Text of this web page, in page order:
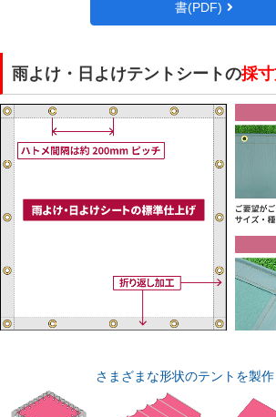
書(PDF)
雨よけ・日よけテントシートの採
さまざまな形状のテントを製